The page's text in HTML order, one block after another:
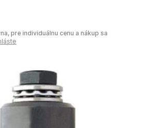
pre individuálnu cenu a nákup sa